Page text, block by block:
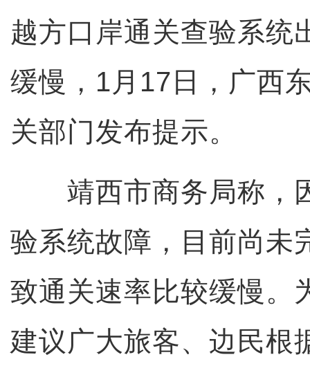
越方口岸通关查验系统
缓慢，1月17日，广西
关部门发布提示。
靖西市商务局称，
验系统故障，目前尚未
致通关速率比较缓慢。
建议广大旅客、边民根